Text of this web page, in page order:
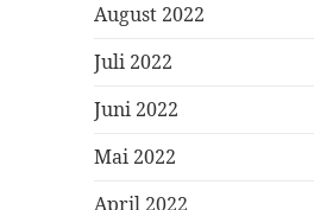
August 2022
Juli 2022
Juni 2022
Mai 2022
April 2022